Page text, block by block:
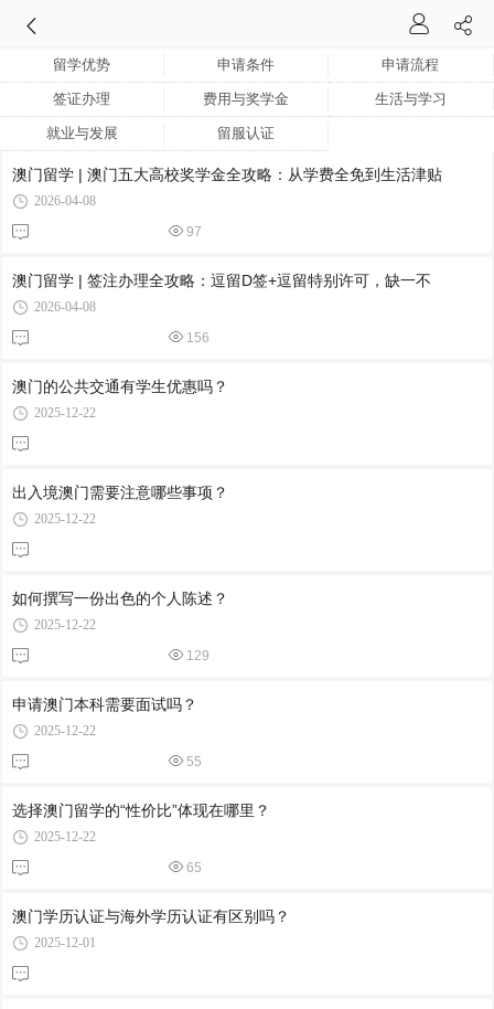
留学优势 申请条件 申请流程
签证办理 费用与奖学金 生活与学习
就业与发展 留服认证
澳门留学 | 澳门五大高校奖学金全攻略：从学费全免到生活津贴
2026-04-08
97
澳门留学 | 签注办理全攻略：逗留D签+逗留特别许可，缺一不
2026-04-08
156
澳门的公共交通有学生优惠吗？
2025-12-22
出入境澳门需要注意哪些事项？
2025-12-22
如何撰写一份出色的个人陈述？
2025-12-22
129
申请澳门本科需要面试吗？
2025-12-22
55
选择澳门留学的“性价比”体现在哪里？
2025-12-22
65
澳门学历认证与海外学历认证有区别吗？
2025-12-01